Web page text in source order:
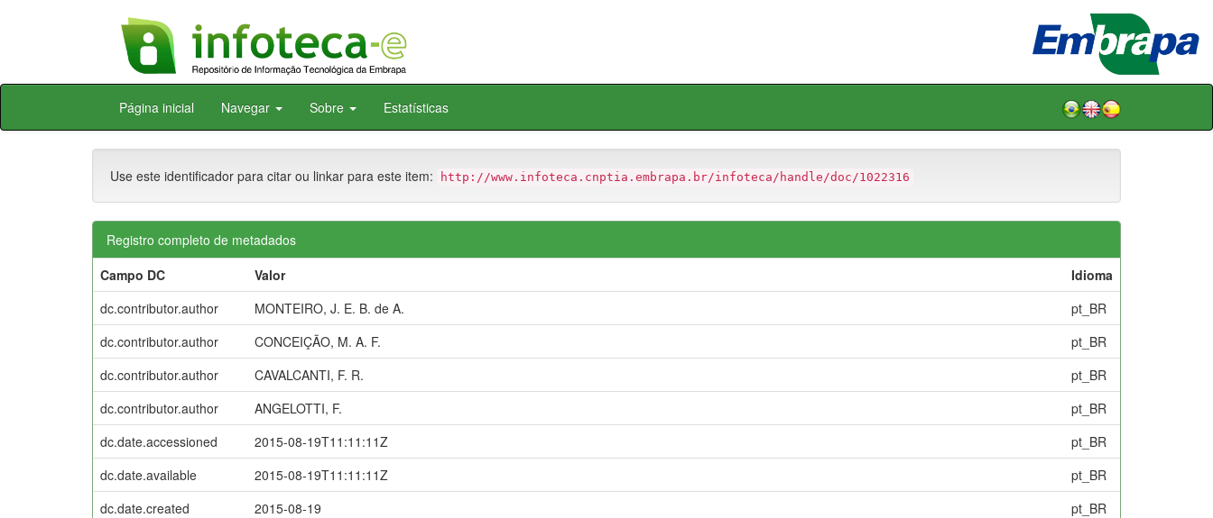
Skip
Página inicial Navegar Sobre Estatísticas
Use este identificador para citar ou linkar para este item: http://www.infoteca.cnptia.embrapa.br/infoteca/handle/doc/1022316
Registro completo de metadados
Campo DC
Valor
Idioma
dc.contributor.author
MONTEIRO, J. E. B. de A.
pt_BR
dc.contributor.author
CONCEIÇÃO, M. A. F.
pt_BR
dc.contributor.author
CAVALCANTI, F. R.
pt_BR
dc.contributor.author
ANGELOTTI, F.
pt_BR
dc.date.accessioned
2015-08-19T11:11:11Z
pt_BR
dc.date.available
2015-08-19T11:11:11Z
pt_BR
dc.date.created
2015-08-19
pt_BR